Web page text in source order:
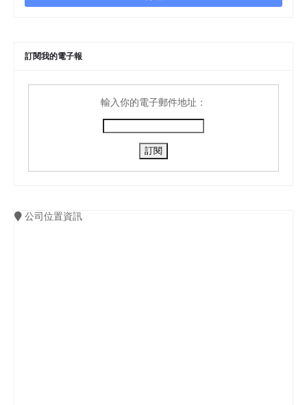
訂閱我的電子報
輸入你的電子郵件地址：
公司位置資訊